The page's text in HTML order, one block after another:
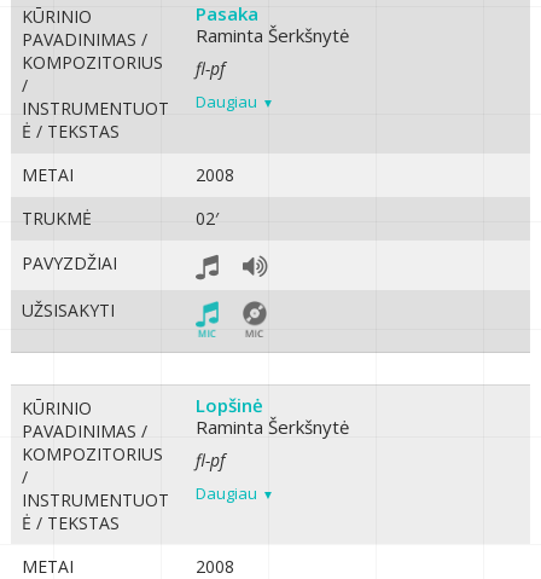
KŪRINIO
PAVADINIMAS /
KOMPOZITORIUS
/
INSTRUMENTUOT
Ė / TEKSTAS
Pasaka
Raminta Šerkšnytė
fl-pf
Daugiau
METAI
2008
TRUKMĖ
02′
PAVYZDŽIAI
UŽSISAKYTI
KŪRINIO
PAVADINIMAS /
KOMPOZITORIUS
/
INSTRUMENTUOT
Ė / TEKSTAS
Lopšinė
Raminta Šerkšnytė
fl-pf
Daugiau
METAI
2008